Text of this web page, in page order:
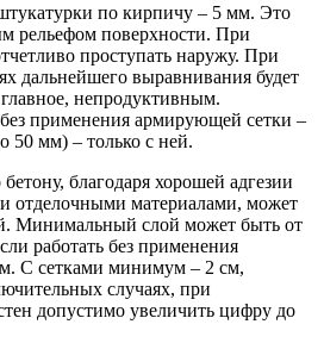
по кирпичу – 5 мм. Это
рельефом поверхности. При
проступать наружу. При
дальнейшего выравнивания будет
непродуктивным.
применения армирующей сетки –
50 мм) – только с ней.
благодаря хорошей адгезии
отделочными материалами, может
Минимальный слой может быть от
работать без применения
С сетками минимум – 2 см,
случаях, при
допустимо увеличить цифру до